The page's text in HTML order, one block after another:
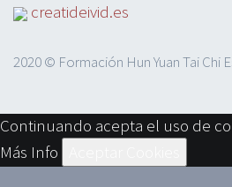
creatideivid.es
2020 © Formación Hun Yuan Tai Chi
Continuando acepta el uso de
Más Info